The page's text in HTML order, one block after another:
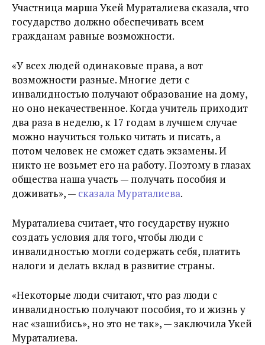
Участница марша Укей Мураталиева сказала, что
государство должно обеспечивать всем
гражданам равные возможности.
«У всех людей одинаковые права, а вот
возможности разные. Многие дети с
инвалидностью получают образование на дому,
но оно некачественное. Когда учитель приходит
два раза в неделю, к 17 годам в лучшем случае
можно научиться только читать и писать, а
потом человек не сможет сдать экзамены. И
никто не возьмет его на работу. Поэтому в глазах
общества наша участь — получать пособия и
доживать», — сказала Мураталиева.
Мураталиева считает, что государству нужно
создать условия для того, чтобы люди с
инвалидностью могли содержать себя, платить
налоги и делать вклад в развитие страны.
«Некоторые люди считают, что раз люди с
инвалидностью получают пособия, то и жизнь у
нас «зашибись», но это не так», — заключила Укей
Мураталиева.